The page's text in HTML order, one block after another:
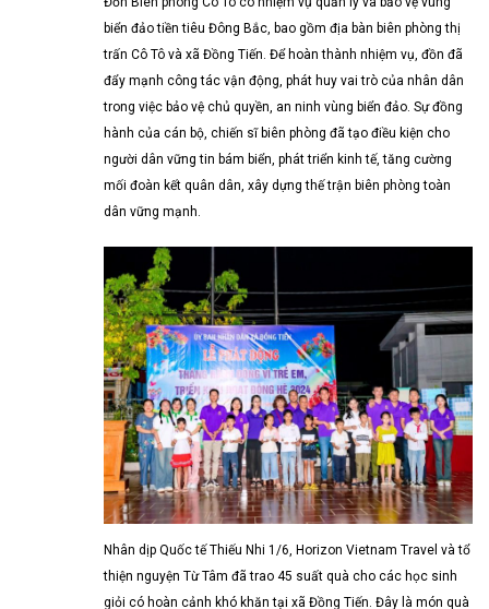
biển đảo tiền tiêu Đông Bắc, bao gồm địa bàn biên phòng thị
trấn Cô Tô và xã Đồng Tiến. Để hoàn thành nhiệm vụ, đồn đã
đẩy mạnh công tác vận động, phát huy vai trò của nhân dân
trong việc bảo vệ chủ quyền, an ninh vùng biển đảo. Sự đồng
hành của cán bộ, chiến sĩ biên phòng đã tạo điều kiện cho
người dân vững tin bám biển, phát triển kinh tế, tăng cường
mối đoàn kết quân dân, xây dựng thế trận biên phòng toàn
dân vững mạnh.
Nhân dịp Quốc tế Thiếu Nhi 1/6, Horizon Vietnam Travel và tổ
thiện nguyện Từ Tâm đã trao 45 suất quà cho các học sinh
giỏi có hoàn cảnh khó khăn tại xã Đồng Tiến. Đây là món quà